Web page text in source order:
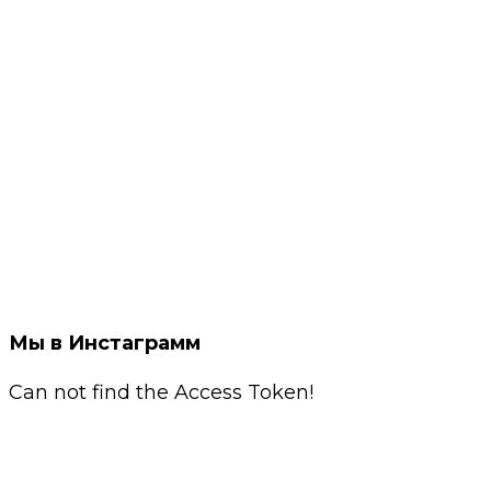
Мы в Инстаграмм
Can not find the Access Token!